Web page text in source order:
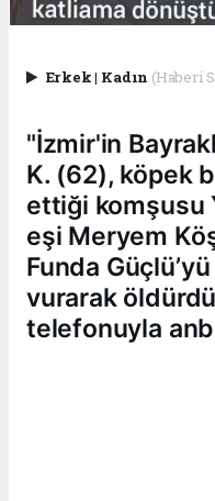
Erkek| Kadın (Haberi
"İzmir'in
K. (62), köpek
ettiği komşusu
eşi Meryem
Funda
vurarak
telefonuyla